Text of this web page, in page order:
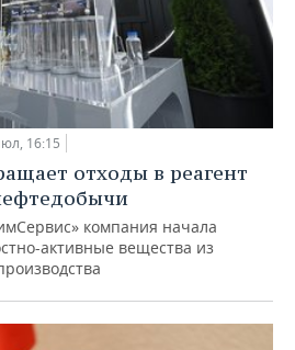
16:15
отходы в реагент
компания начала
активные вещества из